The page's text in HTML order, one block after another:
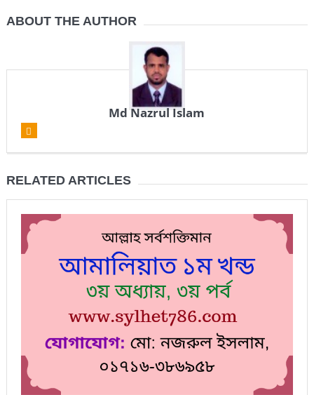
ABOUT THE AUTHOR
Md Nazrul Islam
RELATED ARTICLES